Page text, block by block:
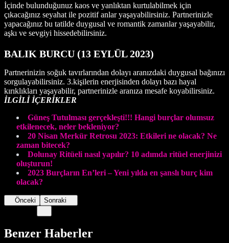
İçinde bulunduğunuz kaos ve yanlıktan kurtulabilmek için
çıkacağınız seyahat ile pozitif anlar yaşayabilirsiniz. Partnerinizle
yapacağınız bu tatilde duygusal ve romantik zamanlar yaşayabilir,
aşkı ve sevgiyi hissedebilirsiniz.
BALIK BURCU (13 EYLÜL 2023)
Partnerinizin soğuk tavırlarından dolayı aranızdaki duygusal bağınızı
sorgulayabilirsiniz. 3.kişilerin enerjisinden dolayı bazı hayal
kırıklıkları yaşayabilir, partnerinizle aranıza mesafe koyabilirsiniz.
İLGİLİ İÇERİKLER
Güneş Tutulması gerçekleşti!!! Hangi burçlar olumsuz
etkilenecek, neler bekleniyor?
20 Nisan Merkür Retrosu 2023: Etkileri ne olacak? Ne
zaman bitecek?
Dolunay Ritüeli nasıl yapılır? 10 adımda ritüel enerjinizi
oluşturun!
2023 Burçların En’leri – Yeni yılda en şanslı burç kim
olacak?
Önceki Sonraki
Benzer Haberler